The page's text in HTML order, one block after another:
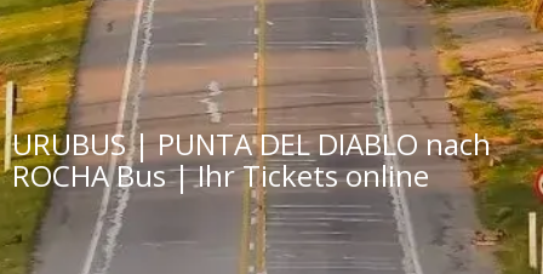
URUBUS | PUNTA DEL DIABLO nach
ROCHA Bus | Ihr Tickets online